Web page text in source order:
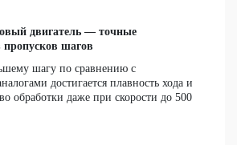
двигатель — точные
пропусков шагов
шагу по сравнению с
достигается плавность хода и
обработки даже при скорости до 500